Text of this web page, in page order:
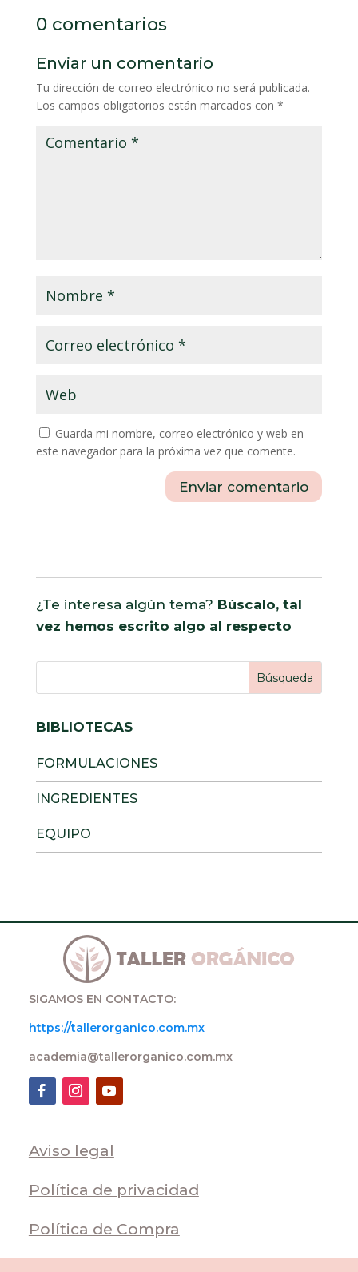
0 comentarios
Enviar un comentario
Tu dirección de correo electrónico no será publicada.
Los campos obligatorios están marcados con *
Guarda mi nombre, correo electrónico y web en
este navegador para la próxima vez que comente.
Enviar comentario
¿Te interesa algún tema? Búscalo, tal
vez hemos escrito algo al respecto
BIBLIOTECAS
FORMULACIONES
INGREDIENTES
EQUIPO
SIGAMOS EN CONTACTO:
https://tallerorganico.com.mx
academia@tallerorganico.com.mx
Aviso legal
Política de privacidad
Política de Compra